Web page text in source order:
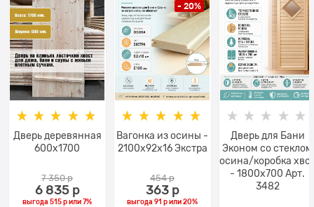
Дверь деревянная
600х1700
7 350 р
6 835 р
выгода515 рили7%
- 20%
Вагонка из осины -
2100x92x16 Экстра
454 р
363 р
выгода91 рили20%
Дверь для Бани
Эконом со стеклом
осина/коробка
- 1800х700 Арт.
3482